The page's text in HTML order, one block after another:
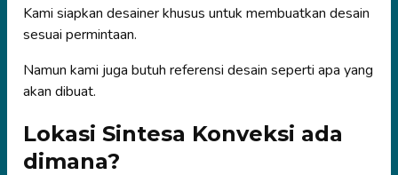
Kami siapkan desainer khusus untuk membuatkan desain
sesuai permintaan.
Namun kami juga butuh referensi desain seperti apa yang
akan dibuat.
Lokasi Sintesa Konveksi ada
dimana?